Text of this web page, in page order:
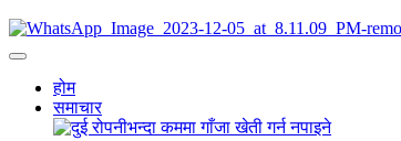
होम
समाचार